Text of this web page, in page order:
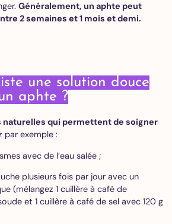
Généralement, un aphte peut
2 semaines et 1 mois et demi.
une solution douce
aphte ?
naturelles qui permettent de soigner
par exemple :
avec de l’eau salée ;
plusieurs fois par jour avec un
(mélangez 1 cuillère à café de
et 1 cuillère à café de sel avec 120 g